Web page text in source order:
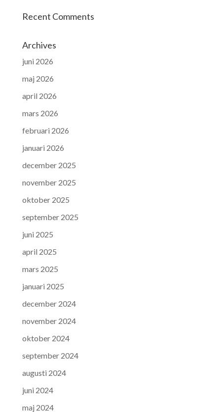
Recent Comments
Archives
juni 2026
maj 2026
april 2026
mars 2026
februari 2026
januari 2026
december 2025
november 2025
oktober 2025
september 2025
juni 2025
april 2025
mars 2025
januari 2025
december 2024
november 2024
oktober 2024
september 2024
augusti 2024
juni 2024
maj 2024